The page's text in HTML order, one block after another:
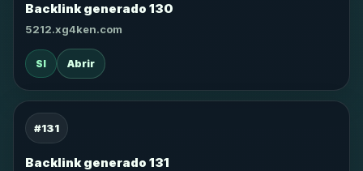
Backlink generado 130
5212.xg4ken.com
SI Abrir
#131
Backlink generado 131